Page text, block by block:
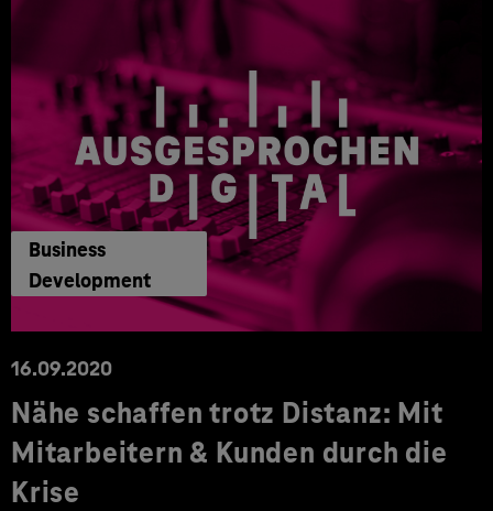
Business
Development
16.09.2020
Nähe schaffen trotz Distanz: Mit
Mitarbeitern & Kunden durch die
Krise